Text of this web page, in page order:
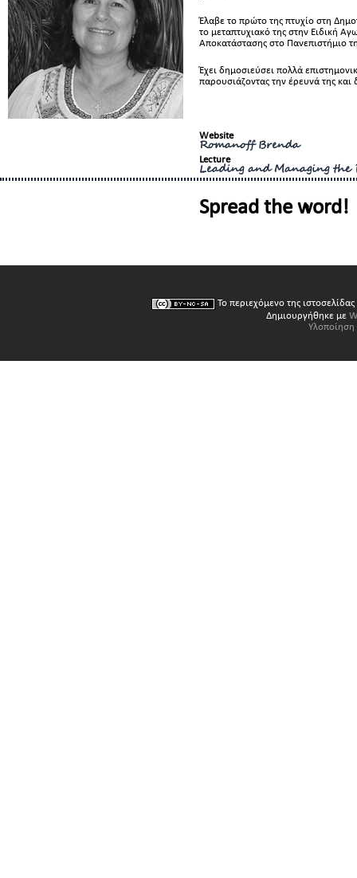
Έλαβε το πρώτο της πτυχίο στη
το μεταπτυχιακό της στην Ειδική
Αποκατάστασης στο Πανεπιστήμιο
Έχει δημοσιεύσει πολλά
παρουσιάζοντας την έρευνά της και
Website
Romanoff Brenda
Lecture
Leading and Managing the
Spread the word!
Το περιεχόμενο της ιστοσελίδας
Δημιουργήθηκε με
Υλοποίηση